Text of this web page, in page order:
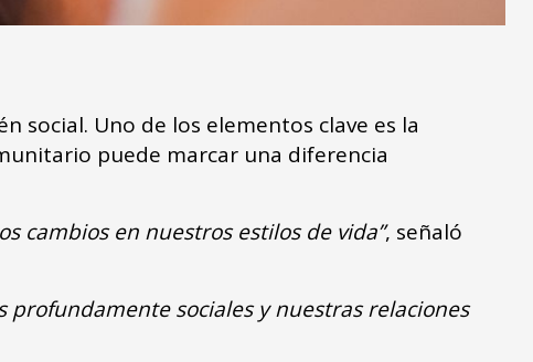
social. Uno de los elementos clave es la
puede marcar una diferencia
cambios en nuestros estilos de vida”, señaló
profundamente sociales y nuestras relaciones